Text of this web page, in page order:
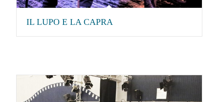
IL LUPO E LA CAPRA